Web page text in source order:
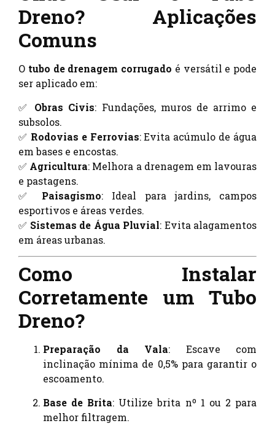
Dreno? Aplicações
Comuns
O tubo de drenagem corrugado é versátil e pode
ser aplicado em:
✅ Obras Civis: Fundações, muros de arrimo e
subsolos.
✅ Rodovias e Ferrovias: Evita acúmulo de água
em bases e encostas.
✅ Agricultura: Melhora a drenagem em lavouras
e pastagens.
✅ Paisagismo: Ideal para jardins, campos
esportivos e áreas verdes.
✅ Sistemas de Água Pluvial: Evita alagamentos
em áreas urbanas.
Como Instalar
Corretamente um Tubo
Dreno?
Preparação da Vala: Escave com
inclinação mínima de 0,5% para garantir o
escoamento.
Base de Brita: Utilize brita nº 1 ou 2 para
melhor filtragem.